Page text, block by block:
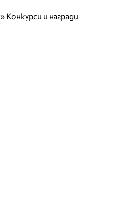
» Конкурси и награди